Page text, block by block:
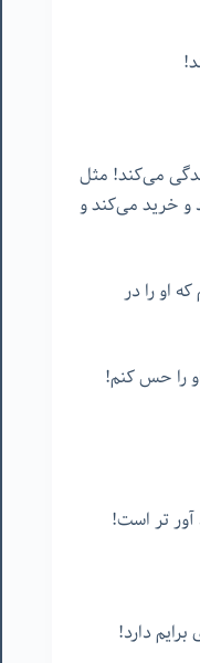
می‌کند! مثل
و خرید می‌کند و
او را در
را حس کنم!
آور تر است!
دارد!